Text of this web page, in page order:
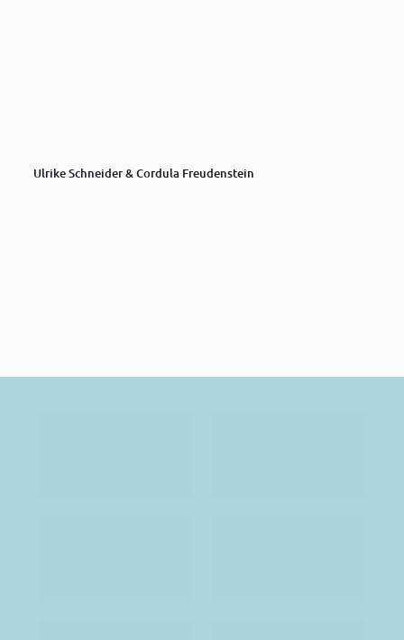
Ulrike Schneider & Cordula Freudenstein